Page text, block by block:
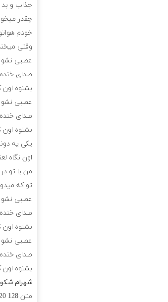
جذاب و بد
چقدر
خودم
وقتی
عصبی نشو
صدای
بشنوه
عصبی نشو
صدای
بشنوه
یکی یه
اون نگاه
من با تو
تو که
عصبی نشو
صدای
بشنوه
عصبی نشو
صدای
بشنوه
شهرام
متن 128